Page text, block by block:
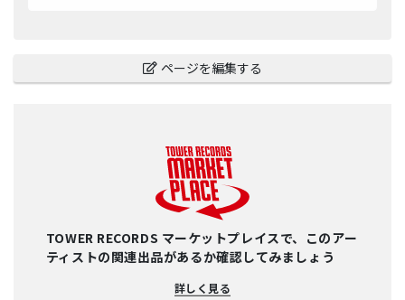
ページを編集する
TOWER RECORDS マーケットプレイスで、このアー
ティストの関連出品があるか確認してみましょう
詳しく見る